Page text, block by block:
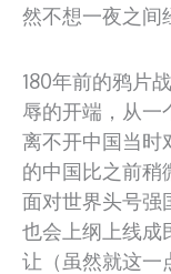
然不想一夜之间
180年前的鸦片
辱的开端，从一
离不开中国当时
的中国比之前稍
面对世界头号强
也会上纲上线成
让（虽然就这一